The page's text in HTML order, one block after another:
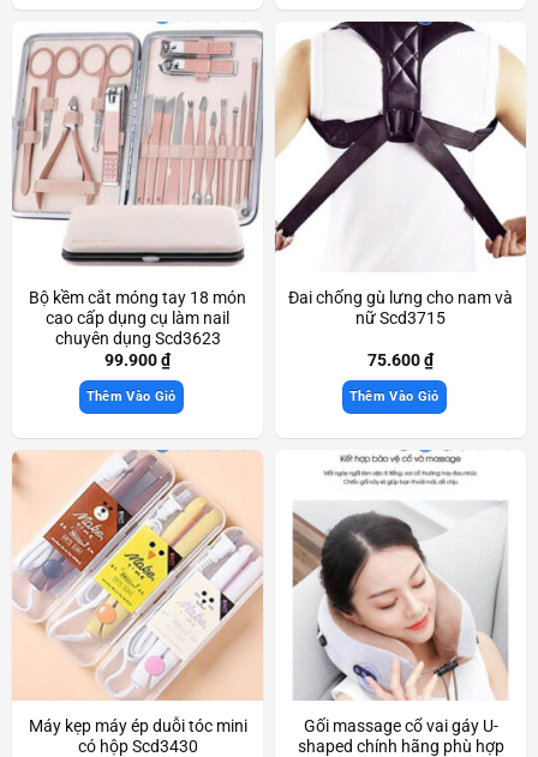
Bộ kềm cắt móng tay 18 món
cao cấp dụng cụ làm nail
chuyên dụng Scd3623
99.900₫
Thêm Vào Giỏ
Đai chống gù lưng cho nam và
nữ Scd3715
75.600₫
Thêm Vào Giỏ
Máy kẹp máy ép duỗi tóc mini
có hộp Scd3430
Gối massage cổ vai gáy U-
shaped chính hãng phù hợp